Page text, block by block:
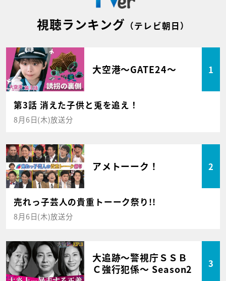
視聴ランキング （テレビ朝日）
大空港～GATE24～ 1
第3話 消えた子供と兎を追え！
8月6日(木)放送分
アメトーーク！ 2
売れっ子芸人の貴重トーーク祭り!!
8月6日(木)放送分
大追跡～警視庁ＳＳＢ
Ｃ強行犯係～ Season2
3